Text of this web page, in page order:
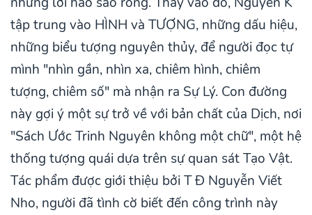
tập trung vào HÌNH và TƯỢNG, những dấu hiệu,
những biểu tượng nguyên thủy, để người đọc tự
mình "nhìn gần, nhìn xa, chiêm hình, chiêm
tượng, chiêm số" mà nhận ra Sự Lý. Con đường
này gợi ý một sự trở về với bản chất của Dịch, nơi
"Sách Ước Trinh Nguyên không một chữ", một hệ
thống tượng quái dựa trên sự quan sát Tạo Vật.
Tác phẩm được giới thiệu bởi T Đ Nguyễn Viết
Nho, người đã tình cờ biết đến công trình này